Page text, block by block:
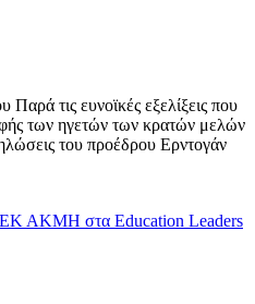
τις ευνοϊκές εξελίξεις που
των ηγετών των κρατών μελών
του προέδρου Ερντογάν
ΑΚΜΗ στα Education Leaders